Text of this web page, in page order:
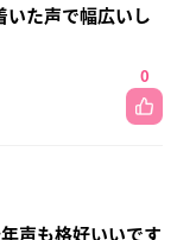
いた声で幅広いし
0
声も格好いいです